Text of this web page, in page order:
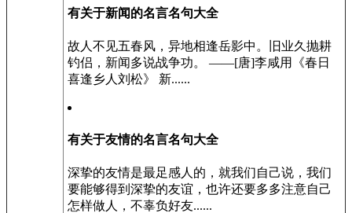
有关于新闻的名言名句大全
故人不见五春风，异地相逢岳影中。旧业久抛耕
钓侣，新闻多说战争功。 ——[唐]李咸用《春日
喜逢乡人刘松》 新......
有关于友情的名言名句大全
深挚的友情是最足感人的，就我们自己说，我们
要能够得到深挚的友谊，也许还要多多注意自己
怎样做人，不辜负好友......